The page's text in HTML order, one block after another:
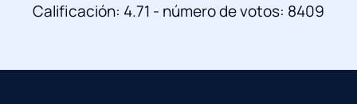
Calificación: 4.71 - número de votos: 8409